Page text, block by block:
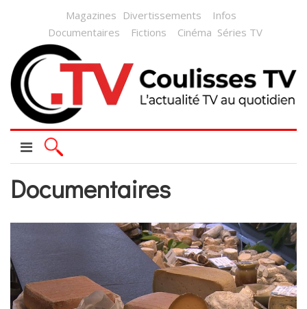
Magazines Divertissements
Infos
Documentaires
Fictions Cinéma Séries TV
Documentaires